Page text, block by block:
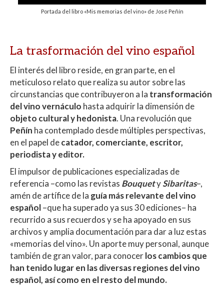
Portada del libro «Mis memorias del vino» de José Peñín
La trasformación del vino español
El interés del libro reside, en gran parte, en el
meticuloso relato que realiza su autor sobre las
circunstancias que contribuyeron a la transformación
del vino vernáculo hasta adquirir la dimensión de
objeto cultural y hedonista. Una revolución que
Peñín ha contemplado desde múltiples perspectivas,
en el papel decatador, comerciante, escritor,
periodista y editor.
El impulsor de publicaciones especializadas de
referencia –como las revistas BouquetySibaritas–,
amén de artífice de la guía más relevante del vino
español–que ha superado ya sus 30 ediciones– ha
recurrido a sus recuerdos y se ha apoyado en sus
archivos y amplia documentación para dar a luz estas
«memorias del vino». Un aporte muy personal, aunque
también de gran valor, para conocerlos cambios que
han tenido lugar en las diversas regiones del vino
español, así como en el resto del mundo.